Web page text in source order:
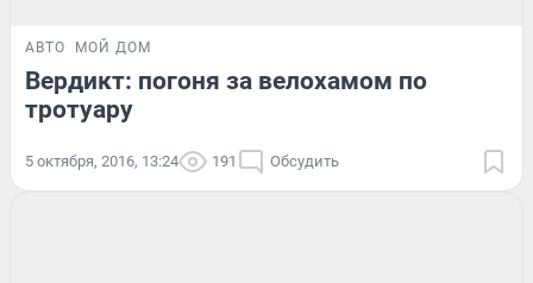
АВТО МОЙ ДОМ
Вердикт: погоня за велохамом по
тротуару
5 октября, 2016, 13:24 191 Обсудить